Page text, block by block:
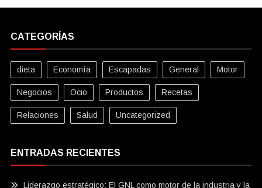
CATEGORÍAS
dieta Economía Escapadas General Motor
Negocios Ocio Productos Recetas
Relaciones Salud Uncategorized
ENTRADAS RECIENTES
Liderazgo estratégico: El GNL como motor de la industria y la